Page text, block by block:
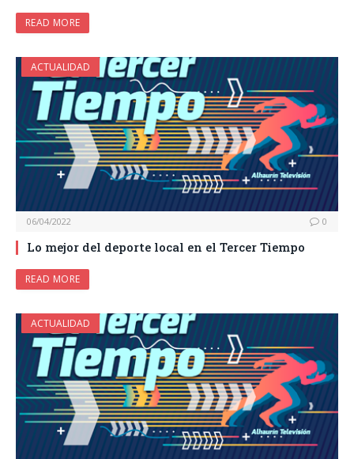
READ MORE
ACTUALIDAD
06/04/2022 0
Lo mejor del deporte local en el Tercer Tiempo
READ MORE
ACTUALIDAD